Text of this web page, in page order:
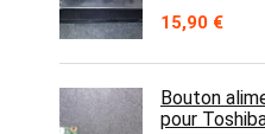
15,90 €
Bouton
pour